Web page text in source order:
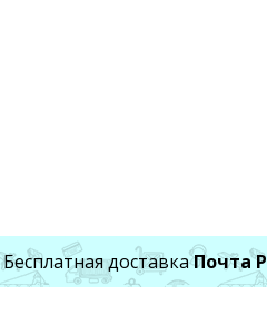
доставкаПочта